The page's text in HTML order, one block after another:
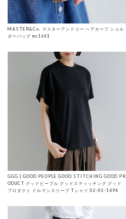
MASTER&Co. マスターアンドコー ヘアカーフ ショル
ダーバッグ mc1661
GGG | GOOD PEOPLE GOOD STITCHING GOOD PR
ODUCT グッドピープル グッドスティッチング グッド
プロダクト ドルマンスリーブ Tシャツ 02-01-1494